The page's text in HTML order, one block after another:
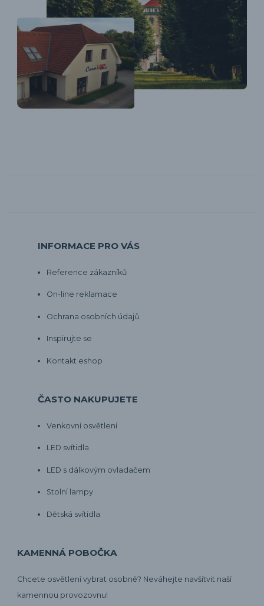
INFORMACE PRO VÁS
Reference zákazníků
On-line reklamace
Ochrana osobních údajů
Inspirujte se
Kontakt eshop
ČASTO NAKUPUJETE
Venkovní osvětlení
LED svítidla
LED s dálkovým ovladačem
Stolní lampy
Dětská svítidla
KAMENNÁ POBOČKA
Chcete osvětlení vybrat osobně? Neváhejte navšítvit naší
kamennou provozovnu!